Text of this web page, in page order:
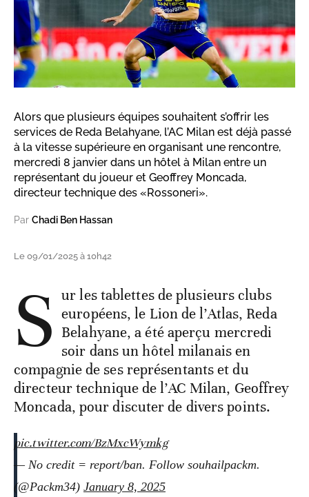
Alors que plusieurs équipes souhaitent s’offrir les
services de Reda Belahyane, l’AC Milan est déjà passé
à la vitesse supérieure en organisant une rencontre,
mercredi 8 janvier dans un hôtel à Milan entre un
représentant du joueur et Geoffrey Moncada,
directeur technique des «Rossoneri».
Par Chadi Ben Hassan
Le 09/01/2025 à 10h42
S ur les tablettes de plusieurs clubs
européens, le Lion de l’Atlas, Reda
Belahyane, a été aperçu mercredi
soir dans un hôtel milanais en
compagnie de ses représentants et du
directeur technique de l’AC Milan, Geoffrey
Moncada, pour discuter de divers points.
pic.twitter.com/BzMxcWymkg
— No credit = report/ban. Follow souhailpackm.
(@Packm34) January 8, 2025